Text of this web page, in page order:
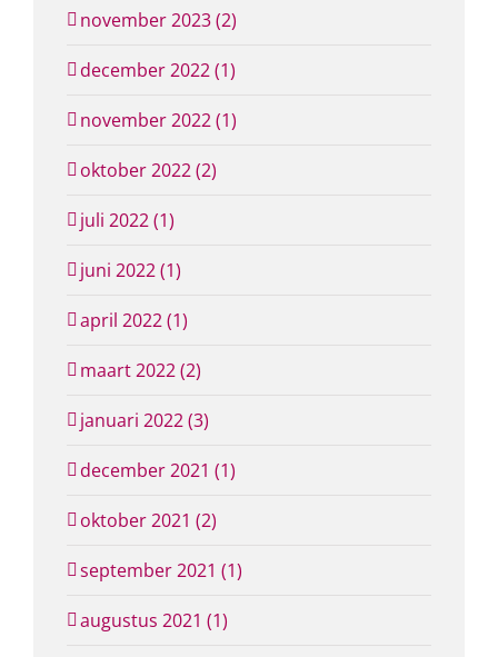
november 2023 (2)
december 2022 (1)
november 2022 (1)
oktober 2022 (2)
juli 2022 (1)
juni 2022 (1)
april 2022 (1)
maart 2022 (2)
januari 2022 (3)
december 2021 (1)
oktober 2021 (2)
september 2021 (1)
augustus 2021 (1)